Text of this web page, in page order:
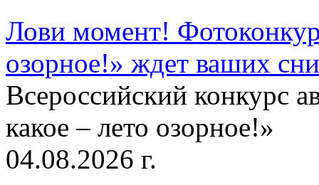
Лови момент!
озорное!» ждет ваших
Всероссийский конкурс
какое – лето озорное!»
04.08.2026 г.